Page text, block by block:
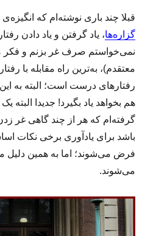
قبلا چند باری نوشته‌ام که
گزاره‌ها، یاد گرفتن و یاد دادن
نمی‌خواستم صرف غر بزنم و فکر
معتقدم)، به‌ترین راه مقابله با
رفتارهای درست است؛ البته به
هم بخواهد یاد بگیرد! جدیدا البته
گرفته‌ام که هر از چند گاهی غر
باشد برای یادآوری برخی نکات
فرض می‌شوند؛ اما به همین دلیل
می‌شوند.